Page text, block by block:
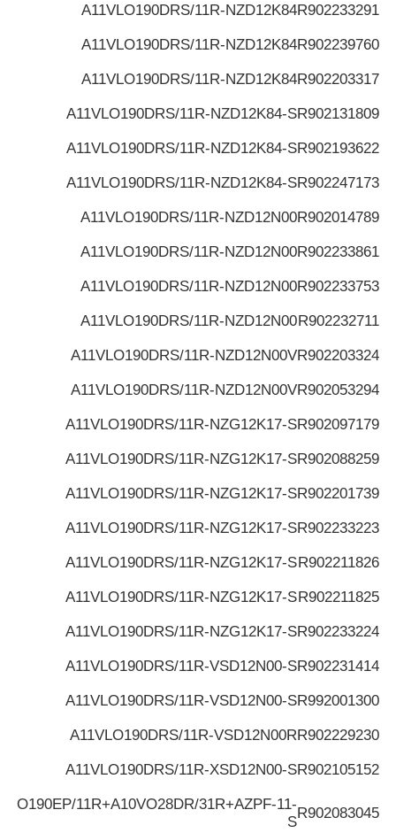
R902233291
A11VLO190DRS/11R-NZD12K84
R902239760
A11VLO190DRS/11R-NZD12K84
R902203317
A11VLO190DRS/11R-NZD12K84
R902131809
A11VLO190DRS/11R-NZD12K84-S
R902193622
A11VLO190DRS/11R-NZD12K84-S
R902247173
A11VLO190DRS/11R-NZD12K84-S
R902014789
A11VLO190DRS/11R-NZD12N00
R902233861
A11VLO190DRS/11R-NZD12N00
R902233753
A11VLO190DRS/11R-NZD12N00
R902232711
A11VLO190DRS/11R-NZD12N00
R902203324
A11VLO190DRS/11R-NZD12N00V
R902053294
A11VLO190DRS/11R-NZD12N00V
R902097179
A11VLO190DRS/11R-NZG12K17-S
R902088259
A11VLO190DRS/11R-NZG12K17-S
R902201739
A11VLO190DRS/11R-NZG12K17-S
R902233223
A11VLO190DRS/11R-NZG12K17-S
R902211826
A11VLO190DRS/11R-NZG12K17-S
R902211825
A11VLO190DRS/11R-NZG12K17-S
R902233224
A11VLO190DRS/11R-NZG12K17-S
R902231414
A11VLO190DRS/11R-VSD12N00-S
R992001300
A11VLO190DRS/11R-VSD12N00-S
R902229230
A11VLO190DRS/11R-VSD12N00R
R902105152
A11VLO190DRS/11R-XSD12N00-S
R902083045
11R+A10VO28DR/31R+AZPF-11-
S